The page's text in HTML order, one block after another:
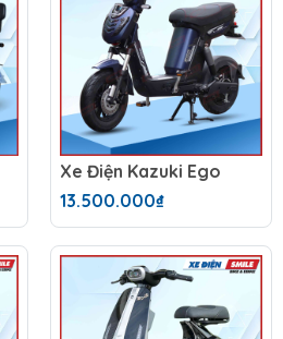
Xe Điện Kazuki Ego
13.500.000₫